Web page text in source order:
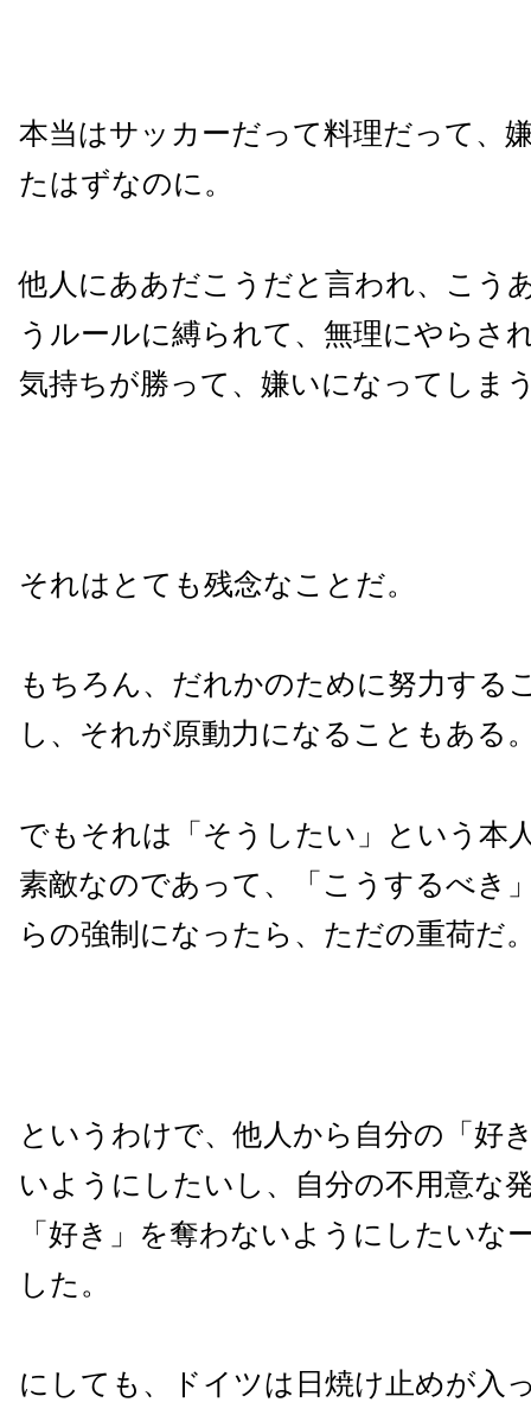
本当はサッカーだって料理だって、
たはずなのに。
他人にああだこうだと言われ、こう
うルールに縛られて、無理にやらさ
気持ちが勝って、嫌いになってしま
それはとても残念なことだ。
もちろん、だれかのために努力する
し、それが原動力になることもある
でもそれは「そうしたい」という本
素敵なのであって、「こうするべき
らの強制になったら、ただの重荷だ
というわけで、他人から自分の「好
いようにしたいし、自分の不用意な
「好き」を奪わないようにしたいな
した。
にしても、ドイツは日焼け止めが入